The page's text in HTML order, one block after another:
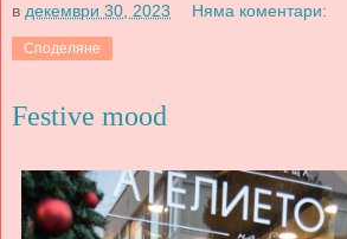
в декември 30, 2023 Няма коментари:
Споделяне
Festive mood